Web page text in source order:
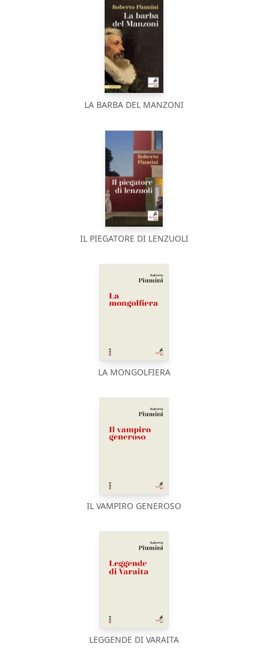
LA BARBA DEL MANZONI
IL PIEGATORE DI LENZUOLI
LA MONGOLFIERA
IL VAMPIRO GENEROSO
LEGGENDE DI VARAITA